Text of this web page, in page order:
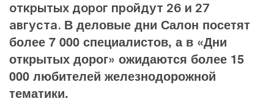
открытых дорог пройдут 26 и 27
августа. В деловые дни Салон посетят
более 7 000 специалистов, а в «Дни
открытых дорог» ожидаются более 15
000 любителей железнодорожной
тематики.